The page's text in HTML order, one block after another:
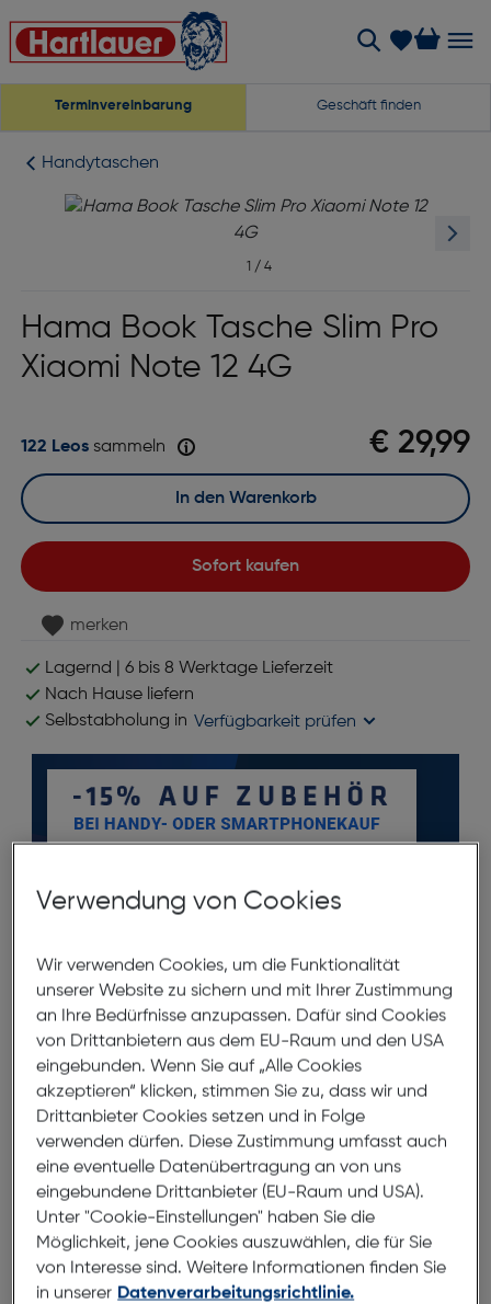
Terminvereinbarung Geschäft finden
Handytaschen
1 / 4
Hama Book Tasche Slim Pro
Xiaomi Note 12 4G
€ 29,99
122 Leossammeln
Sofort kaufen
In den Warenkorb
merken
Lagernd | 6 bis 8 Werktage Lieferzeit
Nach Hause liefern
Selbstabholung in Verfügbarkeit prüfen
Produktbeschreibung
Hama Book Tasche Slim Pro
Xiaomi Note 12 4G
ArtNr.: 620935490
Flexibilität und Design in einem Produkt
Dank der praktischen Aufstellfunktion können Sie
Videos überall ansehen, ohne das Xiaomi Redmi
Note 12 4G halten zu müssen! Abgerundet wird
dieses unschlagbare Feature durch das schicke
Design.
Verwendung von Cookies
Wir verwenden Cookies, um die Funktionalität
unserer Website zu sichern und mit Ihrer Zustimmung
an Ihre Bedürfnisse anzupassen. Dafür sind Cookies
von Drittanbietern aus dem EU-Raum und den USA
eingebunden. Wenn Sie auf „Alle Cookies
akzeptieren“ klicken, stimmen Sie zu, dass wir und
Drittanbieter Cookies setzen und in Folge
verwenden dürfen. Diese Zustimmung umfasst auch
eine eventuelle Datenübertragung an von uns
eingebundene Drittanbieter (EU-Raum und USA).
Unter "Cookie-Einstellungen" haben Sie die
Möglichkeit, jene Cookies auszuwählen, die für Sie
von Interesse sind. Weitere Informationen finden Sie
in unserer Datenverarbeitungsrichtlinie.